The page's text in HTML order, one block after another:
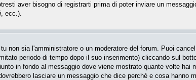
aver bisogno di registrarti prima di poter inviare un
, ecc.).
non sia l'amministratore o un moderatore del forum. Puoi
periodo di tempo dopo il suo inserimento) cliccando sul
in fondo al messaggio dove viene mostrato quante volte
lasciare un messaggio che dice perché e cosa hanno